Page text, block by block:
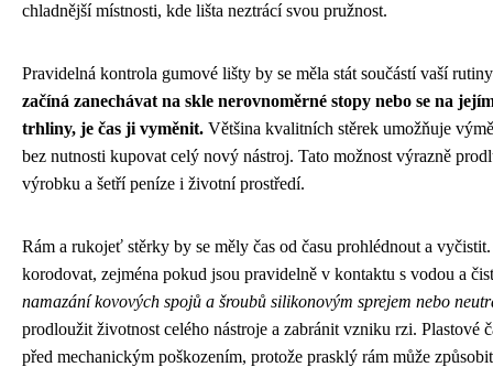
chladnější místnosti, kde lišta neztrácí svou pružnost.
Pravidelná kontrola gumové lišty by se měla stát součástí vaší
začíná zanechávat na skle nerovnoměrné stopy nebo se na
trhliny, je čas ji vyměnit. Většina kvalitních stěrek umožňuje
bez nutnosti kupovat celý nový nástroj. Tato možnost výrazně
výrobku a šetří peníze i životní prostředí.
Rám a rukojeť stěrky by se měly čas od času prohlédnout a
korodovat, zejména pokud jsou pravidelně v kontaktu s vodou a
namazání kovových spojů a šroubů silikonovým sprejem nebo
prodloužit životnost celého nástroje a zabránit vzniku rzi. Plastové
před mechanickým poškozením, protože prasklý rám může